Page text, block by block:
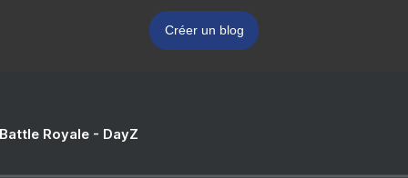
Créer un blog
Royale - DayZ